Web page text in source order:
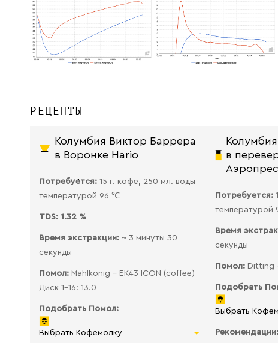
РЕЦЕПТЫ
Колумбия Виктор Баррера
в Воронке Hario
Потребуется: 15 г. кофе, 250 мл. воды
температурой 96 ℃
TDS: 1.32 %
Время экстракции: ~ 3 минуты 30
секунды
Помол: Mahlkönig - EK43 ICON (coffee)
Диск 1-16: 13.0
Подобрать Помол:
Выбрать Кофемолку
в
Потребуется:
температурой
Время
секунды
Помол: Ditting
Подобрать
Выбрать
Рекомендации: